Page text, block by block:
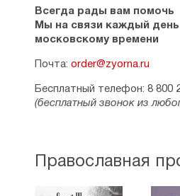
Всегда рады вам помочь
Мы на связи каждый день
московскому времени
Почта: order@zyorna.ru
Бесплатный телефон: 8 800
(бесплатный звонок из
Православная